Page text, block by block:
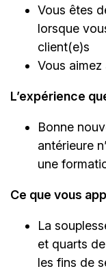
Vous êtes
lorsque
client(e)s
Vous
L’expérience
Bonne
antérieure
une
Ce que vous
La
et quarts
les fins de